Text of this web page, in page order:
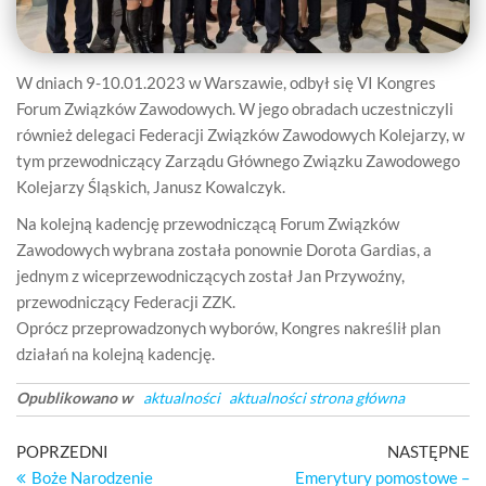
W dniach 9-10.01.2023 w Warszawie, odbył się VI Kongres
Forum Związków Zawodowych. W jego obradach uczestniczyli
również delegaci Federacji Związków Zawodowych Kolejarzy, w
tym przewodniczący Zarządu Głównego Związku Zawodowego
Kolejarzy Śląskich, Janusz Kowalczyk.
Na kolejną kadencję przewodniczącą Forum Związków
Zawodowych wybrana została ponownie Dorota Gardias, a
jednym z wiceprzewodniczących został Jan Przywoźny,
przewodniczący Federacji ZZK.
Oprócz przeprowadzonych wyborów, Kongres nakreślił plan
działań na kolejną kadencję.
Opublikowano w aktualności aktualności strona główna
Nawigacja
Poprzedni
wpis
POPRZEDNI
Boże Narodzenie
NASTĘPNE
Emerytury pomostowe –